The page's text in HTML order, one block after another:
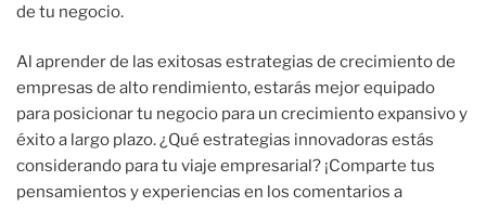
de tu negocio.
Al aprender de las exitosas estrategias de crecimiento de
empresas de alto rendimiento, estarás mejor equipado
para posicionar tu negocio para un crecimiento expansivo y
éxito a largo plazo. ¿Qué estrategias innovadoras estás
considerando para tu viaje empresarial? ¡Comparte tus
pensamientos y experiencias en los comentarios a